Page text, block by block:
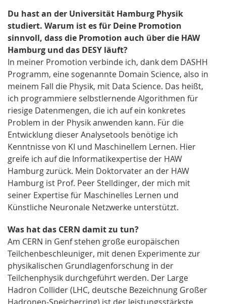
Du hast an der Universität Hamburg Physik
studiert. Warum ist es für Deine Promotion
sinnvoll, dass die Promotion auch über die HAW
Hamburg und das DESY läuft?
In meiner Promotion verbinde ich, dank dem DASHH
Programm, eine sogenannte Domain Science, also in
meinem Fall die Physik, mit Data Science. Das heißt,
ich programmiere selbstlernende Algorithmen für
riesige Datenmengen, die ich auf ein konkretes
Problem in der Physik anwenden kann. Für die
Entwicklung dieser Analysetools benötige ich
Kenntnisse von KI und Maschinellem Lernen. Hier
greife ich auf die Informatikexpertise der HAW
Hamburg zurück. Mein Doktorvater an der HAW
Hamburg ist Prof. Peer Stelldinger, der mich mit
seiner Expertise für Maschinelles Lernen und
Künstliche Neuronale Netzwerke unterstützt.
Was hat das CERN damit zu tun?
Am CERN in Genf stehen große europäischen
Teilchenbeschleuniger, mit denen Experimente zur
physikalischen Grundlagenforschung in der
Teilchenphysik durchgeführt werden. Der Large
Hadron Collider (LHC, deutsche Bezeichnung Großer